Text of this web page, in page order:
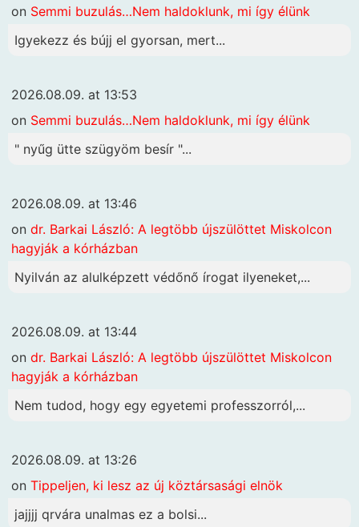
on Semmi buzulás…Nem haldoklunk, mi így élünk
Igyekezz és bújj el gyorsan, mert...
2026.08.09. at 13:53
on Semmi buzulás…Nem haldoklunk, mi így élünk
" nyűg ütte szügyöm besír "...
2026.08.09. at 13:46
on dr. Barkai László: A legtöbb újszülöttet Miskolcon
hagyják a kórházban
Nyilván az alulképzett védőnő írogat ilyeneket,...
2026.08.09. at 13:44
on dr. Barkai László: A legtöbb újszülöttet Miskolcon
hagyják a kórházban
Nem tudod, hogy egy egyetemi professzorról,...
2026.08.09. at 13:26
on Tippeljen, ki lesz az új köztársasági elnök
jajjjj qrvára unalmas ez a bolsi...